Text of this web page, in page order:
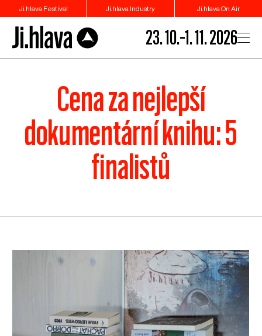
Ji.hlava Festival Ji.hlava Industry Ji.hlava On Air
23. 10.–1. 11. 2026
Cena za nejlepší
dokumentární knihu: 5
finalistů